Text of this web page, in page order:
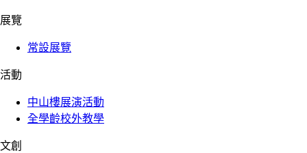
展覽
常設展覽
活動
中山樓展演活動
全學齡校外教學
文創